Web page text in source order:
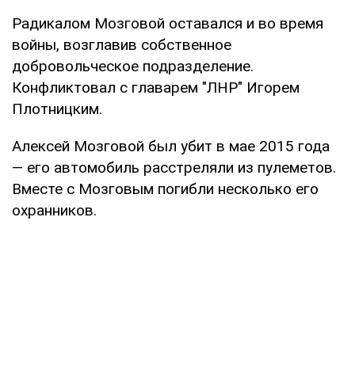
Радикалом Мозговой оставался и во время
войны, возглавив собственное
добровольческое подразделение.
Конфликтовал с главарем "ЛНР" Игорем
Плотницким.
Алексей Мозговой был убит в мае 2015 года
— его автомобиль расстреляли из пулеметов.
Вместе с Мозговым погибли несколько его
охранников.